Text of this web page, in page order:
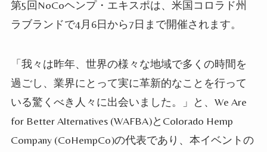
第5回NoCoヘンプ・エキスポは、米国コロラド州
ラブランドで4月6日から7日まで開催されます。
「我々は昨年、世界の様々な地域で多くの時間を
過ごし、業界にとって実に革新的なことを行って
いる驚くべき人々に出会いました。」と、We Are
for Better Alternatives (WAFBA)とColorado Hemp
Company (CoHempCo)の代表であり、本イベントの